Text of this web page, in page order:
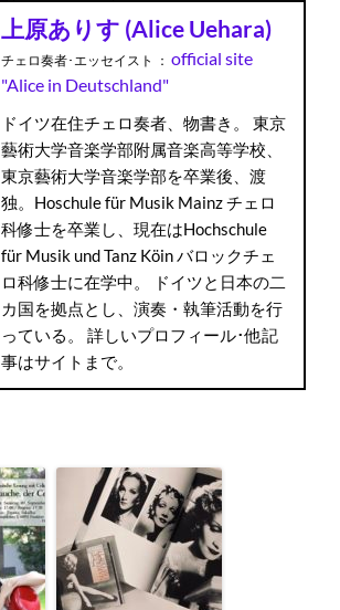
上原ありす (Alice Uehara)
チェロ奏者･エッセイスト ：official site
"Alice in Deutschland"
ドイツ在住チェロ奏者、物書き。 東京
藝術大学音楽学部附属音楽高等学校、
東京藝術大学音楽学部を卒業後、渡
独。Hoschule für Musik Mainz チェロ
科修士を卒業し、現在はHochschule
für Musik und Tanz Köin バロックチェ
ロ科修士に在学中。 ドイツと日本の二
カ国を拠点とし、演奏・執筆活動を行
っている。 詳しいプロフィール･他記
事はサイトまで。